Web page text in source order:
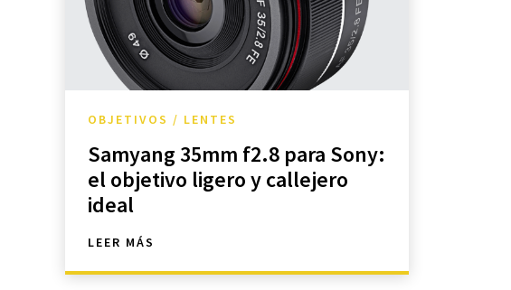
OBJETIVOS / LENTES
Samyang 35mm f2.8 para Sony:
el objetivo ligero y callejero
ideal
LEER MÁS